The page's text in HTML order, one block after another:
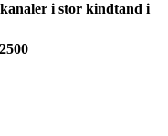
i stor kindtand i